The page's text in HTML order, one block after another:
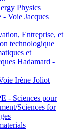
Physics
Voie Jacques
Entreprise, et
technologique
et
Hadamard -
Irène Joliot
- Sciences pour
Sciences for